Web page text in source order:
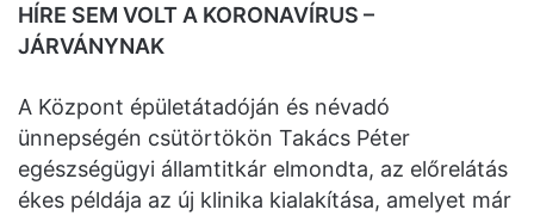
HÍRE SEM VOLT A KORONAVÍRUS –
JÁRVÁNYNAK
A Központ épületátadóján és névadó
ünnepségén csütörtökön Takács Péter
egészségügyi államtitkár elmondta, az előrelátás
ékes példája az új klinika kialakítása, amelyet már